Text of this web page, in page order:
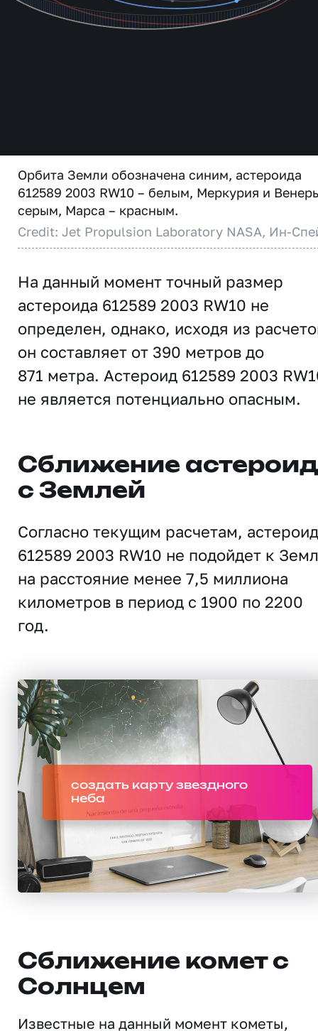
Орбита Земли обозначена синим, астероида
612589 2003 RW10 – белым, Меркурия и
серым, Марса – красным.
Credit: Jet Propulsion Laboratory NASA, Ин-
На данный момент точный размер
астероида 612589 2003 RW10 не
определен, однако, исходя из
он составляет от 390 метров до
871 метра. Астероид 612589 2003
не является потенциально опасным.
Сближение
с Землей
Согласно текущим расчетам, астероид
612589 2003 RW10 не подойдет к
на расстояние менее 7,5 миллиона
километров в период с 1900 по 2200
год.
создать карту звездного
неба
Сближение комет с
Солнцем
Известные на данный момент кометы,